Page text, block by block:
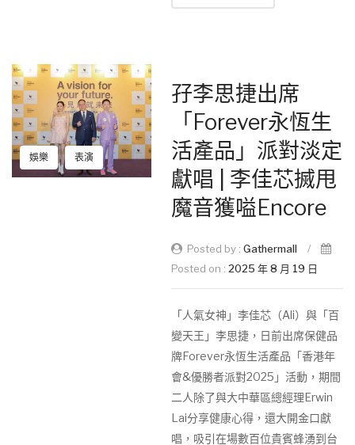
娛樂 表演
孖李思捷出席
「Forever永恆生
活產品」派對淡定
獻唱 | 李佳芯搣甩
魔音獲嗌Encore
Posted by : Gathermall
/
Posted on : 2025 年 8 月 19 日
「人氣女神」李佳芯（Ali）與「百
變天王」李思捷，日前出席保健品
牌Forever永恆生活產品「香港年
會&優勝者派對2025」活動，期間
二人除了與大中華區總經理Erwin
Lai分享健康心得，還大開金口獻
唱，吸引在場數百位貴賓蜂湧到台